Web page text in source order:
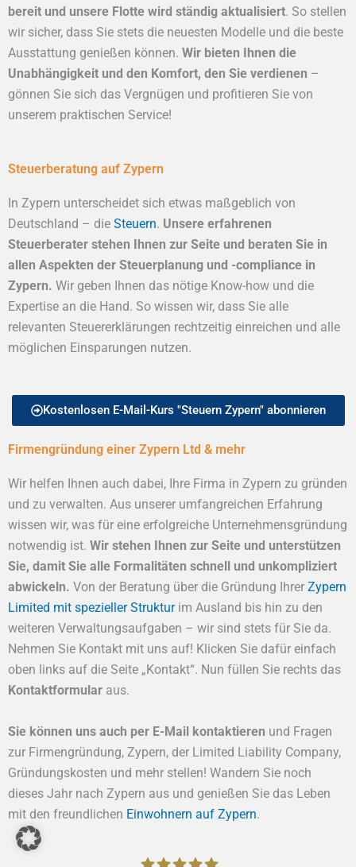
bereit und unsere Flotte wird ständig aktualisiert. So stellen
wir sicher, dass Sie stets die neuesten Modelle und die beste
Ausstattung genießen können. Wir bieten Ihnen die
Unabhängigkeit und den Komfort, den Sie verdienen –
gönnen Sie sich das Vergnügen und profitieren Sie von
unserem praktischen Service!
Steuerberatung auf Zypern
In Zypern unterscheidet sich etwas maßgeblich von
Deutschland – die Steuern. Unsere erfahrenen
Steuerberater stehen Ihnen zur Seite und beraten Sie in
allen Aspekten der Steuerplanung und -compliance in
Zypern. Wir geben Ihnen das nötige Know-how und die
Expertise an die Hand. So wissen wir, dass Sie alle
relevanten Steuererklärungen rechtzeitig einreichen und alle
möglichen Einsparungen nutzen.
Kostenlosen E-Mail-Kurs "Steuern Zypern" abonnieren
Firmengründung einer Zypern Ltd & mehr
Wir helfen Ihnen auch dabei, Ihre Firma in Zypern zu gründen
und zu verwalten. Aus unserer umfangreichen Erfahrung
wissen wir, was für eine erfolgreiche Unternehmensgründung
notwendig ist. Wir stehen Ihnen zur Seite und unterstützen
Sie, damit Sie alle Formalitäten schnell und unkompliziert
abwickeln. Von der Beratung über die Gründung Ihrer Zypern
Limited mit spezieller Strukturim Ausland bis hin zu den
weiteren Verwaltungsaufgaben – wir sind stets für Sie da.
Nehmen Sie Kontakt mit uns auf! Klicken Sie dafür einfach
oben links auf die Seite „Kontakt“. Nun füllen Sie rechts das
Kontaktformular aus.
Sie können uns auch per E-Mail kontaktieren und Fragen
zur Firmengründung, Zypern, der Limited Liability Company,
Gründungskosten und mehr stellen! Wandern Sie noch
dieses Jahr nach Zypern aus und genießen Sie das Leben
mit den freundlichen Einwohnern auf Zypern.